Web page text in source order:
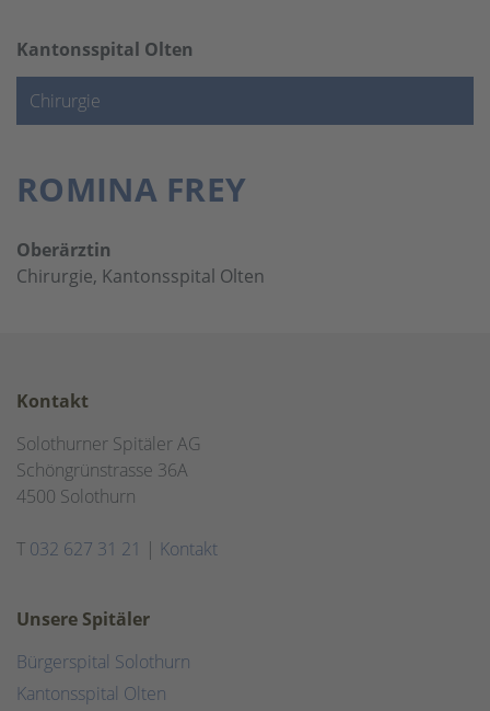
Kantonsspital Olten
Chirurgie
ROMINA FREY
Oberärztin
Chirurgie, Kantonsspital Olten
Kontakt
Solothurner Spitäler AG
Schöngrünstrasse 36A
4500 Solothurn
T 032 627 31 21 | Kontakt
Unsere Spitäler
Bürgerspital Solothurn
Kantonsspital Olten